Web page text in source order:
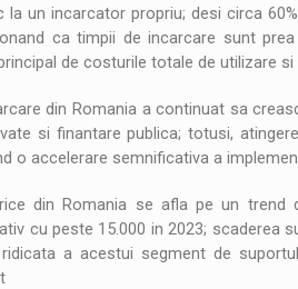
un incarcator propriu; desi circa
ca timpii de incarcare sunt
de costurile totale de utilizare
din Romania a continuat sa
si finantare publica; totusi,
o accelerare semnificativa a
din Romania se afla pe un trend
cu peste 15.000 in 2023; scaderea
ridicata a acestui segment de